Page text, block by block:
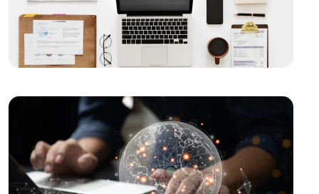
SEO Toplulukları: Dijital Pazarlama Dünyasında Bir
Adım Önde Olmanın Anahtarı
Oyun Geliştirme Süreçleri ve Stratejileri
SEO Başarı Hikayeleri: Web Tasarım
Mobil Uygulama Performansı: Başarılı Bir Uygulama
İçin İpuçları
SEO Kontrol Listesi: Web Tasarımında Dikkat Edilmesi